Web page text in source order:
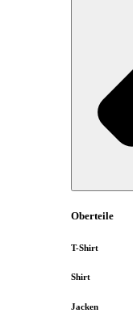
Oberteile
T-Shirt
Shirt
Jacken